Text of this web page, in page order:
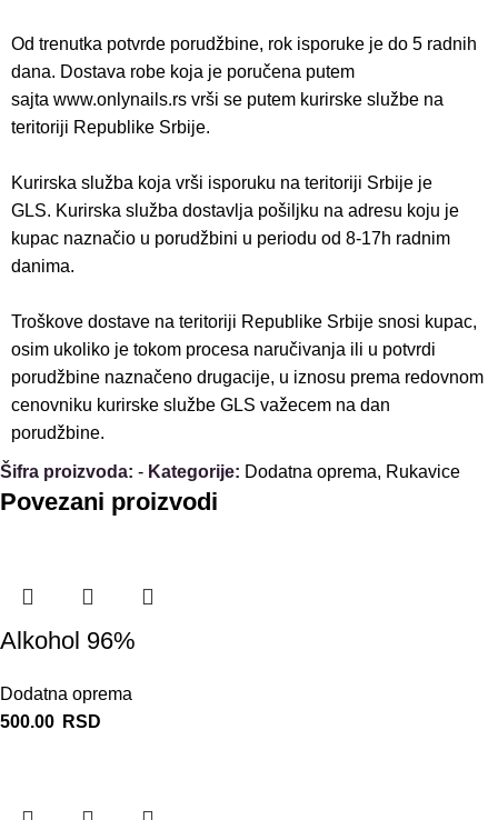
Od trenutka potvrde porudžbine, rok isporuke je do 5 radnih
dana. Dostava robe koja je poručena putem
sajta www.onlynails.rs vrši se putem kurirske službe na
teritoriji Republike Srbije.
Kurirska služba koja vrši isporuku na teritoriji Srbije je
GLS. Kurirska služba dostavlja pošiljku na adresu koju je
kupac naznačio u porudžbini u periodu od 8-17h radnim
danima.
Troškove dostave na teritoriji Republike Srbije snosi kupac,
osim ukoliko je tokom procesa naručivanja ili u potvrdi
porudžbine naznačeno drugacije, u iznosu prema redovnom
cenovniku kurirske službe GLS važecem na dan
porudžbine.
Šifra proizvoda: - Kategorije: Dodatna oprema, Rukavice
Povezani proizvodi
Alkohol 96%
Dodatna oprema
500.00 RSD